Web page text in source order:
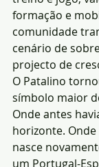
formação e
comunidade
cenário de
projecto de
O Patalino
símbolo maior
Onde antes
horizonte.
nasce
um Portugal-